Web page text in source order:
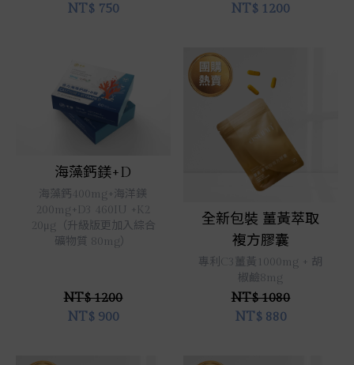
NT$750
NT$ 1200
立即選購
海藻鈣鎂+D
海藻鈣400mg+海洋鎂
200mg+D3 460IU +K2
20μg（升級版更加入綜合
礦物質 80mg）
NT$ 1200
NT$900
立即選購
全新包裝 薑黃萃取
複方膠囊
專利C3薑黃1000mg + 胡
椒鹼8mg
NT$ 1080
NT$880